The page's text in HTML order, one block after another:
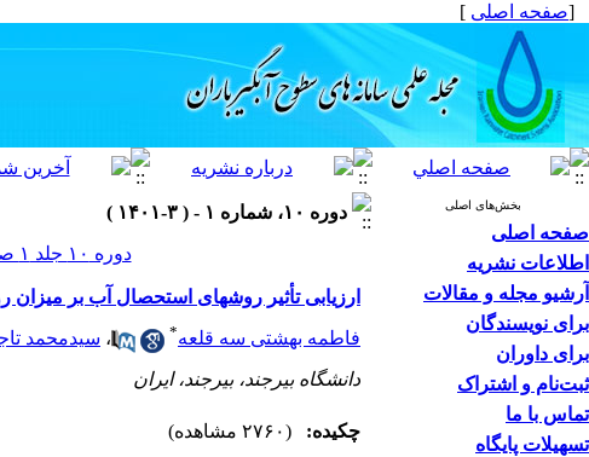
[صفحه اصلی ]
بخش‌های اصلی
صفحه اصلی
اطلاعات نشریه
آرشیو مجله و مقالات
برای نویسندگان
برای داوران
ثبت‌نام و اشتراک
تماس با ما
تسهیلات پایگاه
دوره ۱۰، شماره ۱ - ( ۳-۱۴۰۱ )
دوره ۱۰ جلد ۱ صفحات ۱۲-۱
ارزیابی تأثیر روشهای استحصال آب بر
فاطمه بهشتی سه قلعه* ، سیدمحمد
دانشگاه بیرجند، بیرجند، ایران
چکیده: (۲۷۶۰ مشاهده)